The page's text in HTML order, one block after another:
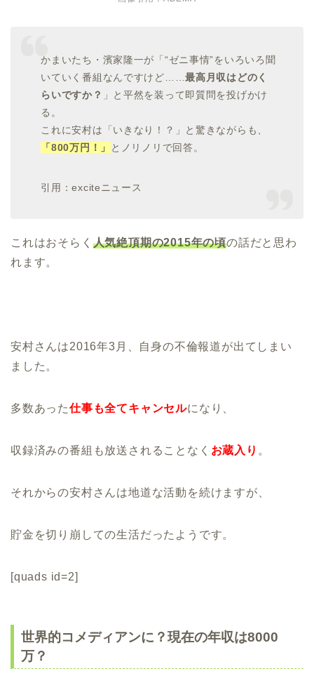
かまいたち・濱家隆一が「“ゼニ事情”をいろいろ聞
いていく番組なんですけど……最高月収はどのく
らいですか？ 」と平然を装って即質問を投げかけ
る。
これに安村は「いきなり！？」と驚きながらも、
「800万円！」
とノリノリで回答。
引用：exciteニュース
これはおそらく 人気絶頂期の2015年の頃の話だと思わ
れます。
安村さんは2016年3月、自身の不倫報道が出てしまい
ました。
多数あった仕事も全てキャンセルになり、
収録済みの番組も放送されることなく お蔵入り 。
それからの安村さんは地道な活動を続けますが、
貯金を切り崩しての生活だったようです。
[quads id=2]
世界的コメディアンに？現在の年収は8000
万？